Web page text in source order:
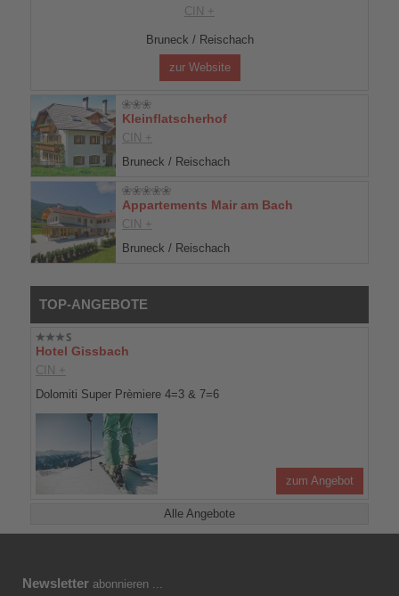
CIN +
Bruneck / Reischach
zur Website
Kleinflatscherhof
CIN +
Bruneck / Reischach
Appartements Mair am Bach
CIN +
Bruneck / Reischach
TOP-ANGEBOTE
Hotel Gissbach
CIN +
Dolomiti Super Prèmiere 4=3 & 7=6
zum Angebot
Alle Angebote
Newsletter abonnieren ...